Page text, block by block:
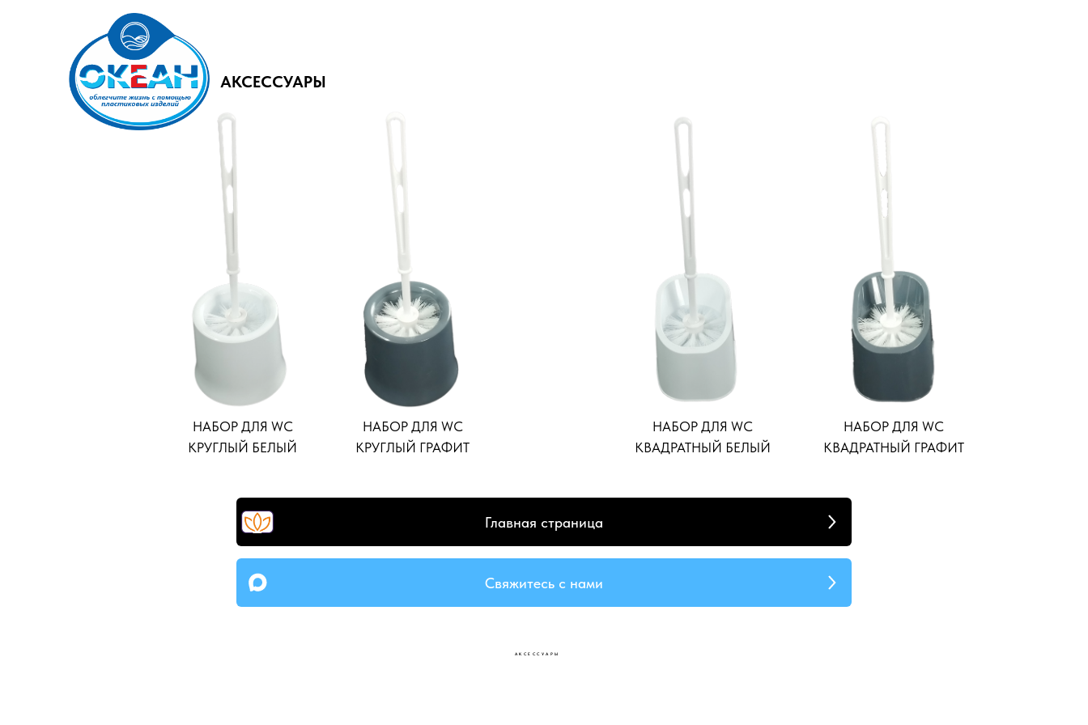
АКСЕССУАРЫ
НАБОР ДЛЯ WC
КВАДРАТНЫЙ ГРАФИТ
НАБОР ДЛЯ WC
КВАДРАТНЫЙ БЕЛЫЙ
НАБОР ДЛЯ WC
КРУГЛЫЙ ГРАФИТ
НАБОР ДЛЯ WC
КРУГЛЫЙ БЕЛЫЙ
Главная страница
Свяжитесь с нами
АКСЕССУАРЫ